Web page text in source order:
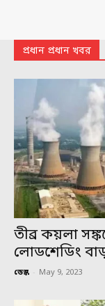
প্রধান প্রধান খবর
তীব্র কয়লা
লোডশেডিং
ডেস্ক - May 9, 2023